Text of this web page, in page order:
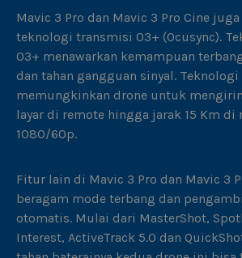
Mavic 3 Pro dan Mavic 3 Pro Cine
teknologi transmisi 03+ (Ocusync).
03+ menawarkan kemampuan
dan tahan gangguan sinyal.
memungkinkan drone untuk
layar di remote hingga jarak 15 Km di
1080/60p.
Fitur lain di Mavic 3 Pro dan Mavic 3
beragam mode terbang dan
otomatis. Mulai dari MasterShot,
Interest, ActiveTrack 5.0 dan